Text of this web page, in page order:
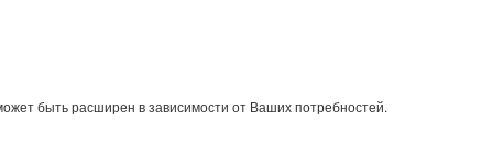
быть расширен в зависимости от Ваших потребностей.